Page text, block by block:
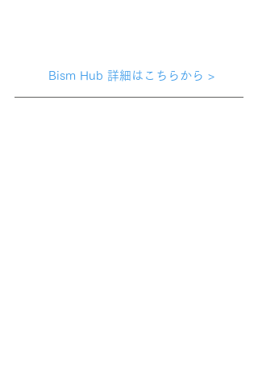
Bism Hub 詳細はこちらから >